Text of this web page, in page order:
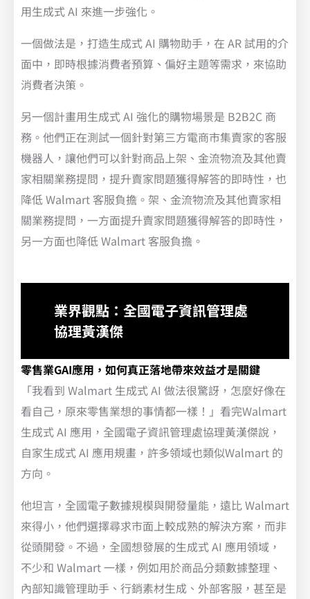
用生成式 AI 來進一步強化。
一個做法是，打造生成式 AI 購物助手，在 AR 試用的介
面中，即時根據消費者預算、偏好主題等需求，來協助
消費者決策。
另一個計畫用生成式 AI 強化的購物場景是 B2B2C 商
務。他們正在測試一個針對第三方電商市集賣家的客服
機器人，讓他們可以針對商品上架、金流物流及其他賣
家相關業務提問，提升賣家問題獲得解答的即時性，也
降低 Walmart 客服負擔。架、金流物流及其他賣家相
關業務提問，一方面提升賣家問題獲得解答的即時性，
另一方面也降低 Walmart 客服負擔。
業界觀點：全國電子資訊管理處
協理黃漢傑
零售業GAI應用，如何真正落地帶來效益才是關鍵
「我看到 Walmart 生成式 AI 做法很驚訝，怎麼好像在
看自己，原來零售業想的事情都一樣！」看完Walmart
生成式 AI 應用，全國電子資訊管理處協理黃漢傑說，
自家生成式 AI 應用規畫，許多領域也類似Walmart 的
方向。
他坦言，全國電子數據規模與開發量能，遠比 Walmart
來得小，他們選擇尋求市面上較成熟的解決方案，而非
從頭開發。不過，全國想發展的生成式 AI 應用領域，
不少和 Walmart 一樣，例如用於商品分類數據整理、
內部知識管理助手、行銷素材生成、外部客服，甚至是